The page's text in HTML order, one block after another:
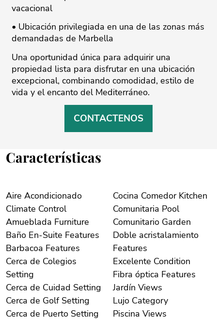
vacacional
• Ubicación privilegiada en una de ‌las ‌zonas ‌más
‌demandadas ‌de Marbella
Una oportunidad ‌única ‌para ‌adquirir ‌una
‌propiedad lista ‌para ‌disfrutar ‌en ‌una ‌ubicación
excepcional, combinando ‌comodidad, estilo de
‌vida ‌y ‌el ‌encanto ‌del ‌Mediterráneo.
CONTACTENOS
Características
Aire Acondicionado
Climate Control
Amueblada Furniture
Baño En-Suite Features
Barbacoa Features
Cerca de Colegios
Setting
Cerca de Cuidad Setting
Cerca de Golf Setting
Cerca de Puerto Setting
Cocina Comedor Kitchen
Comunitaria Pool
Comunitario Garden
Doble acristalamiento
Features
Excelente Condition
Fibra óptica Features
Jardín Views
Lujo Category
Piscina Views